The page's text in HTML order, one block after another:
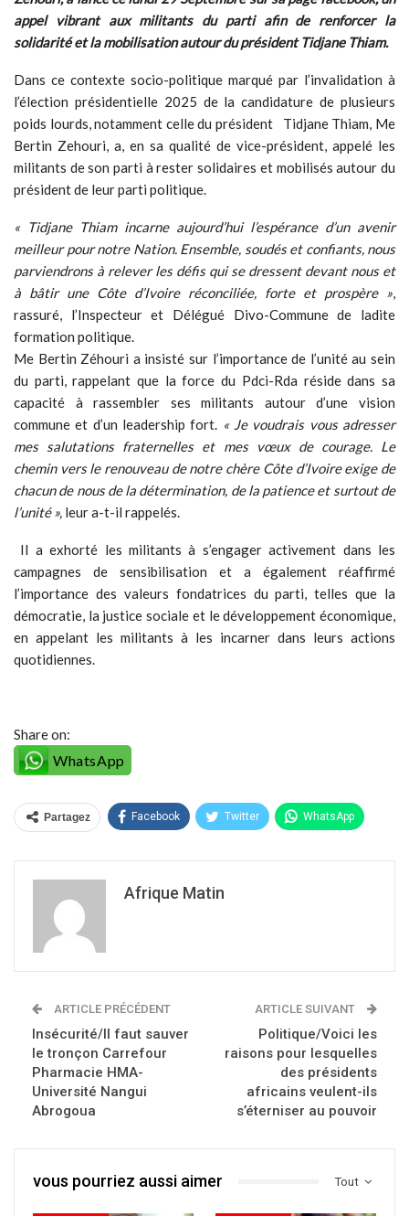
appel vibrant aux militants du parti afin de renforcer la
solidarité et la mobilisation autour du président Tidjane Thiam.
Dans ce contexte socio-politique marqué par l’invalidation à
l’élection présidentielle 2025 de la candidature de plusieurs
poids lourds, notamment celle du président Tidjane Thiam, Me
Bertin Zehouri, a, en sa qualité de vice-président, appelé les
militants de son parti à rester solidaires et mobilisés autour du
président de leur parti politique.
« Tidjane Thiam incarne aujourd’hui l’espérance d’un avenir
meilleur pour notre Nation. Ensemble, soudés et confiants, nous
parviendrons à relever les défis qui se dressent devant nous et
à bâtir une Côte d’Ivoire réconciliée, forte et prospère »,
rassuré, l’Inspecteur et Délégué Divo-Commune de ladite
formation politique.
Me Bertin Zéhouri a insisté sur l’importance de l’unité au sein
du parti, rappelant que la force du Pdci-Rda réside dans sa
capacité à rassembler ses militants autour d’une vision
commune et d’un leadership fort. « Je voudrais vous adresser
mes salutations fraternelles et mes vœux de courage. Le
chemin vers le renouveau de notre chère Côte d’Ivoire exige de
chacun de nous de la détermination, de la patience et surtout de
l’unité », leur a-t-il rappelés.
Il a exhorté les militants à s’engager activement dans les
campagnes de sensibilisation et a également réaffirmé
l’importance des valeurs fondatrices du parti, telles que la
démocratie, la justice sociale et le développement économique,
en appelant les militants à les incarner dans leurs actions
quotidiennes.
Share on:
WhatsApp
Partagez Facebook Twitter WhatsApp
Afrique Matin
ARTICLE PRÉCÉDENT
Insécurité/Il faut sauver
le tronçon Carrefour
Pharmacie HMA-
Université Nangui
Abrogoua
ARTICLE SUIVANT
Politique/Voici les
raisons pour lesquelles
des présidents
africains veulent-ils
s’éterniser au pouvoir
Tout
vous pourriez aussi aimer